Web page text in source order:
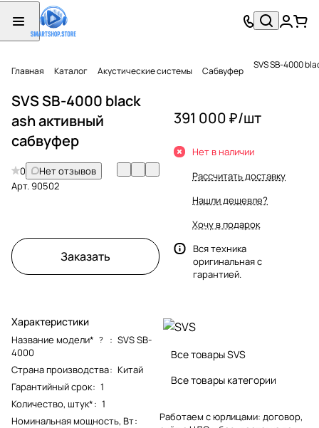
Главная Каталог Акустические системы Сабвуфер SVS SB-4000
SVS SB-4000 black
ash активный
сабвуфер
0
Нет отзывов
Арт.90502
Заказать
Характеристики
Название модели* ? : SVS SB-
4000
Страна производства: Китай
Гарантийный срок: 1
Количество, штук*: 1
Номинальная мощность, Вт:
391 000 ₽/шт
Нет в наличии
Рассчитать доставку
Нашли дешевле?
Хочу в подарок
Вся техника
оригинальная с
гарантией.
Все товары SVS
Все товары категории
Работаем с юрлицами: договор,